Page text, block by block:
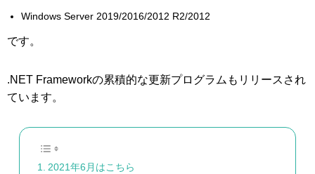
Windows Server 2019/2016/2012 R2/2012
です。
.NET Frameworkの累積的な更新プログラムもリリースされ
ています。
2021年6月はこちら